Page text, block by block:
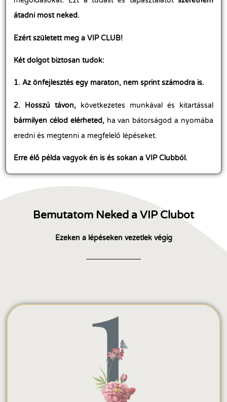
átadni most neked.
Ezért született meg a VIP CLUB!
Két dolgot biztosan tudok:
1. Az önfejlesztés egy maraton, nem sprint számodra is.
2. Hosszú távon, következetes munkával és kitartással
bármilyen célod elérheted,ha van bátorságod a nyomába
eredni és megtenni a megfelelő lépéseket.
Erre élő példa vagyok én is és sokan a VIP Clubból.
Bemutatom Neked a VIP Clubot
Ezeken a lépéseken vezetlek végig